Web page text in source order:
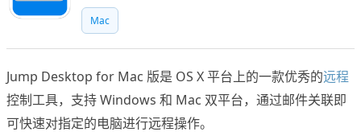
Mac
Jump Desktop for Mac 版是 OS X 平台上的一款优秀的远程
控制工具，支持 Windows 和 Mac 双平台，通过邮件关联即
可快速对指定的电脑进行远程操作。